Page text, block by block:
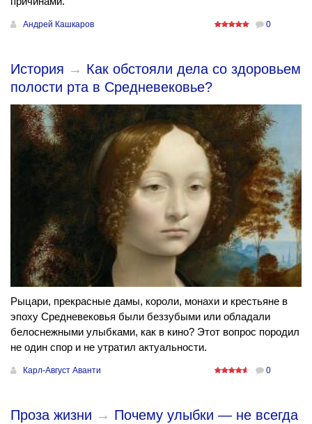
Андрей Кашкаров 0
История → Как обстояли дела со здоровьем
полости рта в Средневековье?
Рыцари, прекрасные дамы, короли, монахи и крестьяне в
эпоху Средневековья были беззубыми или обладали
белоснежными улыбками, как в кино? Этот вопрос породил
не один спор и не утратил актуальности.
Карл-Август Аванти 0
Проза жизни → Почему улыбки — не всегда